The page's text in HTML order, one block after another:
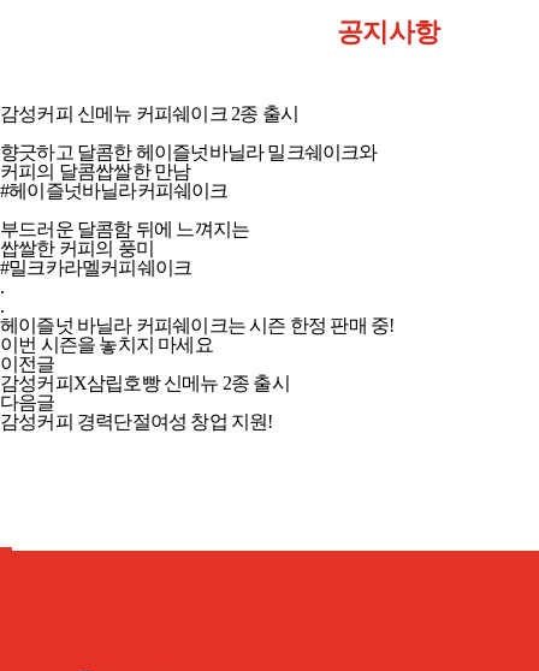
공지사항
감성커피 신메뉴 커피쉐이크 2종 출시
향긋하고 달콤한 헤이즐넛바닐라 밀크쉐이크와​
커피의 달콤쌉쌀한 만남​
#헤이즐넛바닐라커피쉐이크​
부드러운 달콤함 뒤에 느껴지는​
쌉쌀한 커피의 풍미​
#밀크카라멜커피쉐이크​
​​.
.
헤이즐넛 바닐라 커피쉐이크는 시즌 한정 판매 중!​
이번 시즌을 놓치지 마세요
이전글
감성커피X삼립호빵 신메뉴 2종 출시
다음글
감성커피 경력단절여성 창업 지원!